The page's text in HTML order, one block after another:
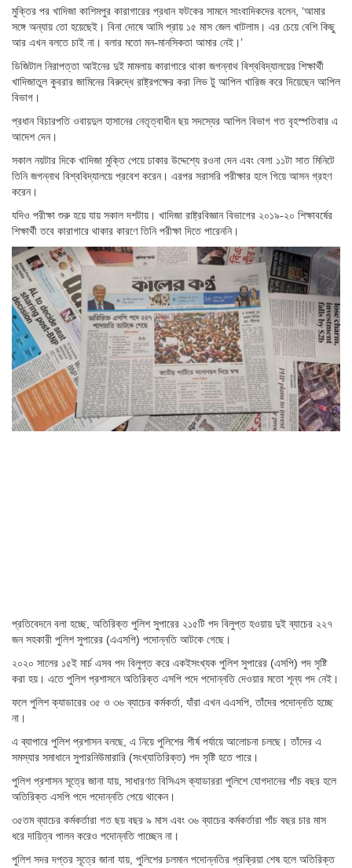
মুক্তির পর খাদিজা কাশিমপুর কারাগারের প্রধান ফটকের সামনে সাংবাদিকদের বলেন, ‘আমার
সঙ্গে অন্যায় তো হয়েছেই। বিনা দোষে আমি প্রায় ১৫ মাস জেল খাটলাম। এর চেয়ে বেশি কিছু
আর এখন বলতে চাই না। বলার মতো মন-মানসিকতা আমার নেই।’
ডিজিটাল নিরাপত্তা আইনের দুই মামলায় কারাগারে থাকা জগন্নাথ বিশ্ববিদ্যালয়ের শিক্ষার্থী
খাদিজাতুল কুবরার জামিনের বিরুদ্ধে রাষ্ট্রপক্ষের করা লিভ টু আপিল খারিজ করে দিয়েছেন আপিল
বিভাগ।
প্রধান বিচারপতি ওবায়দুল হাসানের নেতৃত্বাধীন ছয় সদস্যের আপিল বিভাগ গত বৃহস্পতিবার এ
আদেশ দেন।
সকাল নয়টার দিকে খাদিজা মুক্তি পেয়ে ঢাকার উদ্দেশ্যে রওনা দেন এবং বেলা ১১টা সাত মিনিটে
তিনি জগন্নাথ বিশ্ববিদ্যালয়ে প্রবেশ করেন। এরপর সরাসরি পরীক্ষার হলে গিয়ে আসন গ্রহণ
করেন।
যদিও পরীক্ষা শুরু হয়ে যায় সকাল দশটায়। খাদিজা রাষ্ট্রবিজ্ঞান বিভাগের ২০১৯-২০ শিক্ষাবর্ষের
শিক্ষার্থী তবে কারাগারে থাকার কারণে তিনি পরীক্ষা দিতে পারেননি।
প্রতিবেদনে বলা হচ্ছে, অতিরিক্ত পুলিশ সুপারের ২১৫টি পদ বিলুপ্ত হওয়ায় দুই ব্যাচের ২২৭
জন সহকারী পুলিশ সুপারের (এএসপি) পদোন্নতি আটকে গেছে।
২০২০ সালের ১৫ই মার্চ এসব পদ বিলুপ্ত করে একইসংখ্যক পুলিশ সুপারের (এসপি) পদ সৃষ্টি
করা হয়। এতে পুলিশ প্রশাসনে অতিরিক্ত এসপি পদে পদোন্নতি দেওয়ার মতো শূন্য পদ নেই।
ফলে পুলিশ ক্যাডারের ৩৫ ও ৩৬ ব্যাচের কর্মকর্তা, যাঁরা এখন এএসপি, তাঁদের পদোন্নতি হচ্ছে
না।
এ ব্যাপারে পুলিশ প্রশাসন বলছে, এ নিয়ে পুলিশের শীর্ষ পর্যায়ে আলোচনা চলছে। তাঁদের এ
সমস্যার সমাধানে সুপারনিউমারারি (সংখ্যাতিরিক্ত) পদ সৃষ্টি হতে পারে।
পুলিশ প্রশাসন সূত্রে জানা যায়, সাধারণত বিসিএস ক্যাডাররা পুলিশে যোগদানের পাঁচ বছর হলে
অতিরিক্ত এসপি পদে পদোন্নতি পেয়ে থাকেন।
৩৫তম ব্যাচের কর্মকর্তারা গত ছয় বছর ৯ মাস এবং ৩৬ ব্যাচের কর্মকর্তারা পাঁচ বছর চার মাস
ধরে দায়িত্ব পালন করেও পদোন্নতি পাচ্ছেন না।
পুলিশ সদর দপ্তর সূত্রে জানা যায়, পুলিশের চলমান পদোন্নতির প্রক্রিয়া শেষ হলে অতিরিক্ত